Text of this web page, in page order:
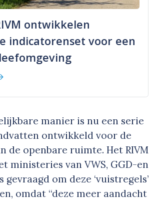
ontwikkelen
indicatorenset voor een
manier is nu een serie
ontwikkeld voor de
de openbare ruimte. Het RIVM
ministeries van VWS, GGD-en
gevraagd om deze ‘vuistregels’
omdat “deze meer aandacht